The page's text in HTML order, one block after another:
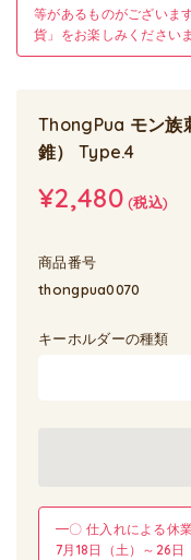
等があるものがございま
貨」をお楽しみくださいま
ThongPua モン族
錐） Type.4
¥2,480(税込)
商品番号
thongpua0070
キーホルダーの種類
━〇 仕入れによる休
7月18日（土）～26日